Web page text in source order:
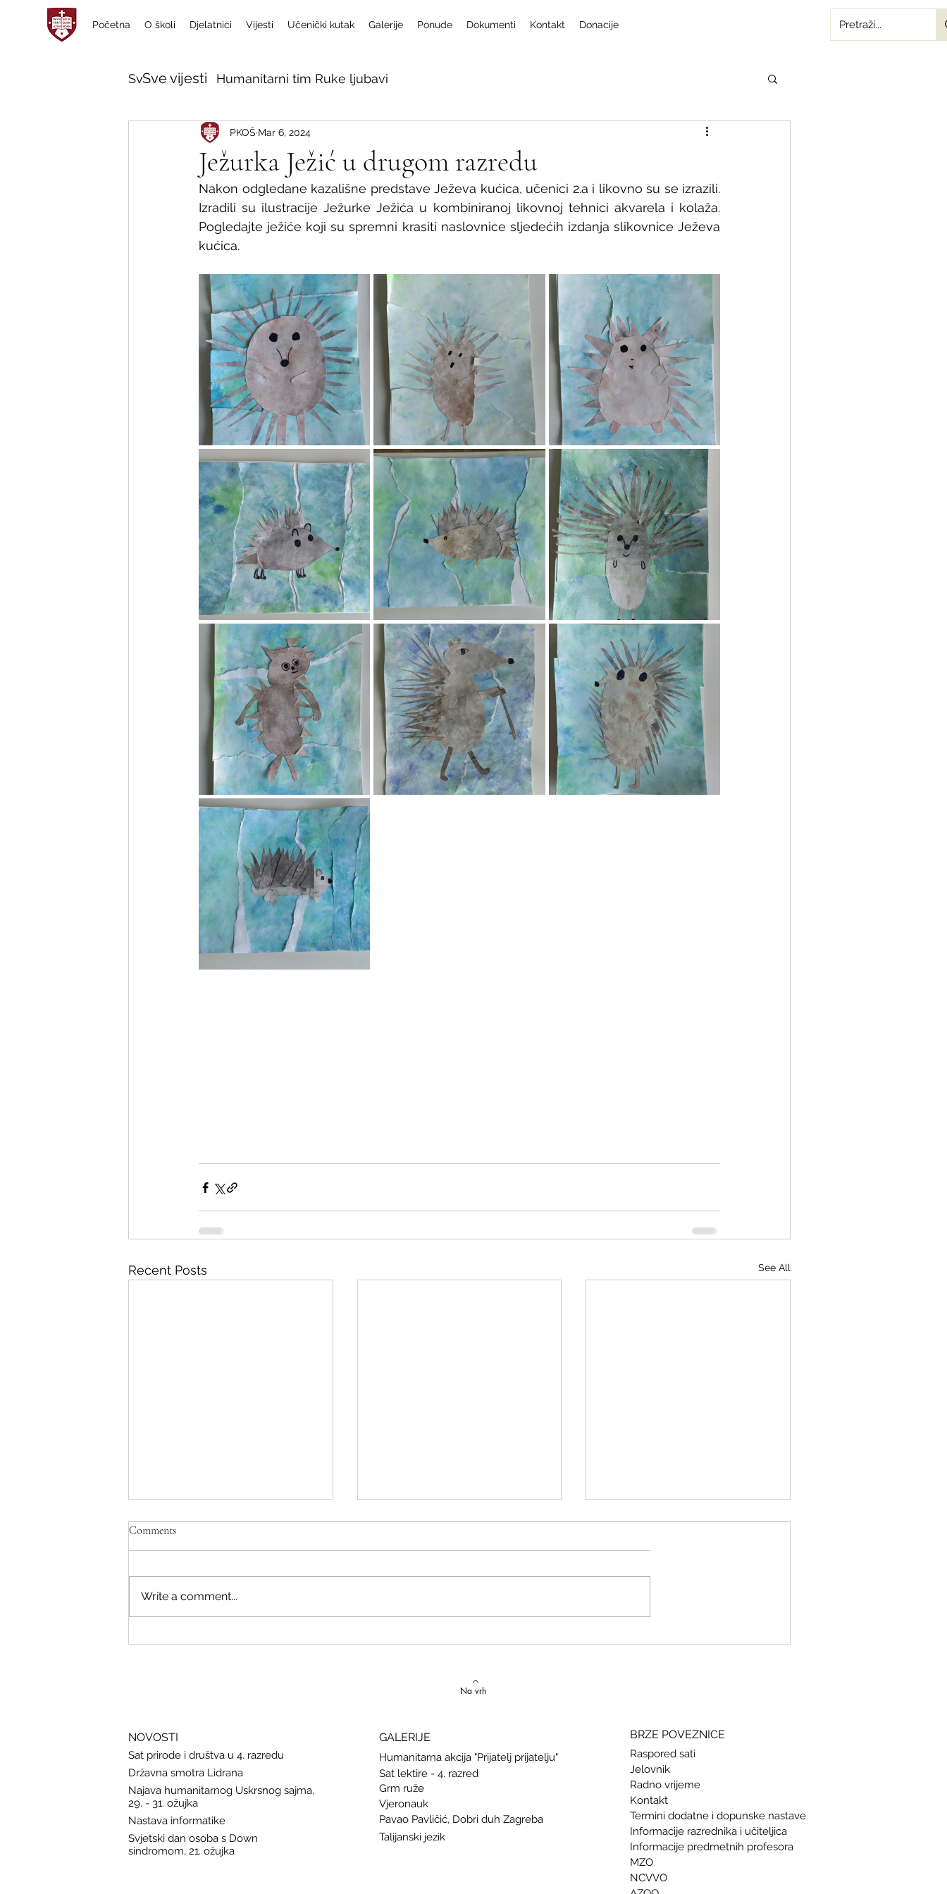
Početna O školi Djelatnici Vijesti Učenički kutak Galerije Ponude Dokumenti Kontakt Donacije
Sve vijesti Humanitarni tim Ruke ljubavi
Ježurka Ježić u drugom razredu
PKOŠ Mar 6, 2024
Nakon odgledane kazališne predstave Ježeva kućica, učenici 2.a i likovno su se izrazili.
Izradili su ilustracije Ježurke Ježića u kombiniranoj likovnoj tehnici akvarela i kolaža.
Pogledajte ježiće koji su spremni krasiti naslovnice sljedećih izdanja slikovnice Ježeva
kućica.
Recent Posts See All
Comments
Write a comment...
Sve vijesti
Na vrh
NOVOSTI
Sat prirode i društva u 4. razredu
Državna smotra Lidrana
Najava humanitarnog Uskrsnog sajma,
29. - 31. ožujka
Nastava informatike
Svjetski dan osoba s Down
sindromom, 21. ožujka
GALERIJE
Humanitarna akcija "Prijatelj prijatelju"
Sat lektire - 4. razred
Grm ruže
Vjeronauk
Pavao Pavličić, Dobri duh Zagreba
Talijanski jezik
BRZE POVEZNICE
Raspored sati
Jelovnik
Radno vrijeme
Kontakt
Termini dodatne i dopunske nastave
Informacije razrednika i učiteljica
Informacije predmetnih profesora
MZO
NCVVO